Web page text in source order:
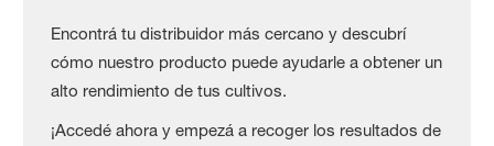
Encontrá tu distribuidor más cercano y descubrí
cómo nuestro producto puede ayudarle a obtener un
alto rendimiento de tus cultivos.
¡Accedé ahora y empezá a recoger los resultados de